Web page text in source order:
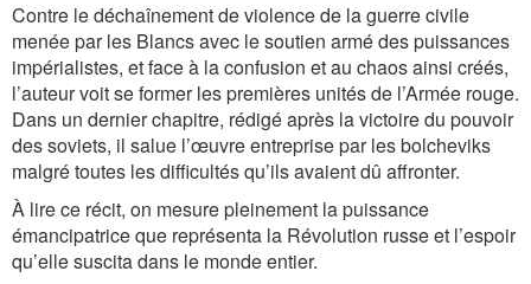
Contre le déchaînement de violence de la guerre civile
menée par les Blancs avec le soutien armé des puissances
impérialistes, et face à la confusion et au chaos ainsi créés,
l’auteur voit se former les premières unités de l’Armée rouge.
Dans un dernier chapitre, rédigé après la victoire du pouvoir
des soviets, il salue l’œuvre entreprise par les bolcheviks
malgré toutes les difficultés qu’ils avaient dû affronter.
À lire ce récit, on mesure pleinement la puissance
émancipatrice que représenta la Révolution russe et l’espoir
qu’elle suscita dans le monde entier.